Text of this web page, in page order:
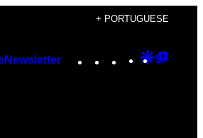
+ PORTUGUESE
Newsletter Instagram
TikTok
YouTube
Google